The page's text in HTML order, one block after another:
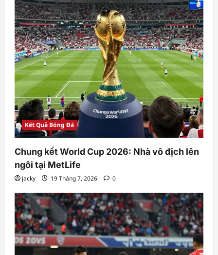
Kết Quả Bóng Đá
Chung kết World Cup 2026: Nhà vô địch lên
ngôi tại MetLife
jacky 19 Tháng 7, 2026 0